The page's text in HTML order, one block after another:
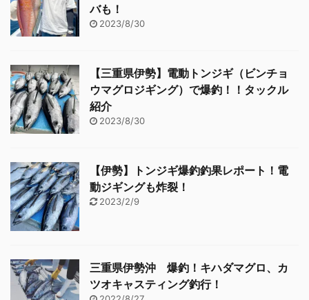
バも！
2023/8/30
【三重県伊勢】電動トンジギ（ビンチョ
ウマグロジギング）で爆釣！！タックル
紹介
2023/8/30
【伊勢】トンジギ爆釣釣果レポート！電
動ジギングも炸裂！
2023/2/9
三重県伊勢沖 爆釣！キハダマグロ、カ
ツオキャスティング釣行！